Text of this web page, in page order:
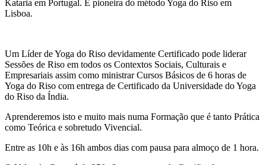
Kataria em Portugal. É pioneira do método Yoga do Riso em
Lisboa.
Um Líder de Yoga do Riso devidamente Certificado pode liderar
Sessões de Riso em todos os Contextos Sociais, Culturais e
Empresariais assim como ministrar Cursos Básicos de 6 horas de
Yoga do Riso com entrega de Certificado da Universidade do Yoga
do Riso da Índia.
Aprenderemos isto e muito mais numa Formação que é tanto Prática
como Teórica e sobretudo Vivencial.
Entre as 10h e às 16h ambos dias com pausa para almoço de 1 hora.